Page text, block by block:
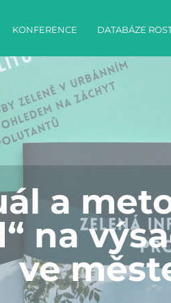
KONFERENCE DATABÁZE
a
na
ve